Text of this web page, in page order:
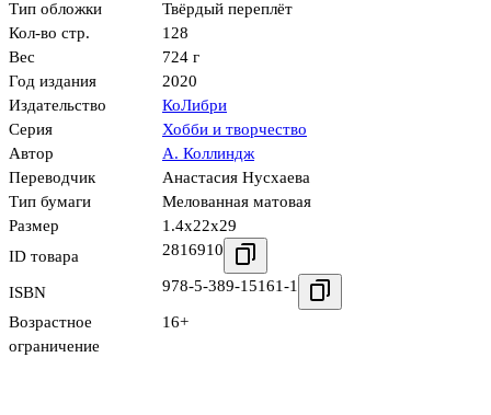
Тип обложки
Твёрдый переплёт
Кол-во стр.
128
Вес
724 г
Год издания
2020
Издательство
КоЛибри
Серия
Хобби и творчество
Автор
А. Коллиндж
Переводчик
Анастасия Нусхаева
Тип бумаги
Мелованная матовая
Размер
1.4x22x29
ID товара
2816910
ISBN 978-5-389-15161-1
Возрастное
ограничение
16+